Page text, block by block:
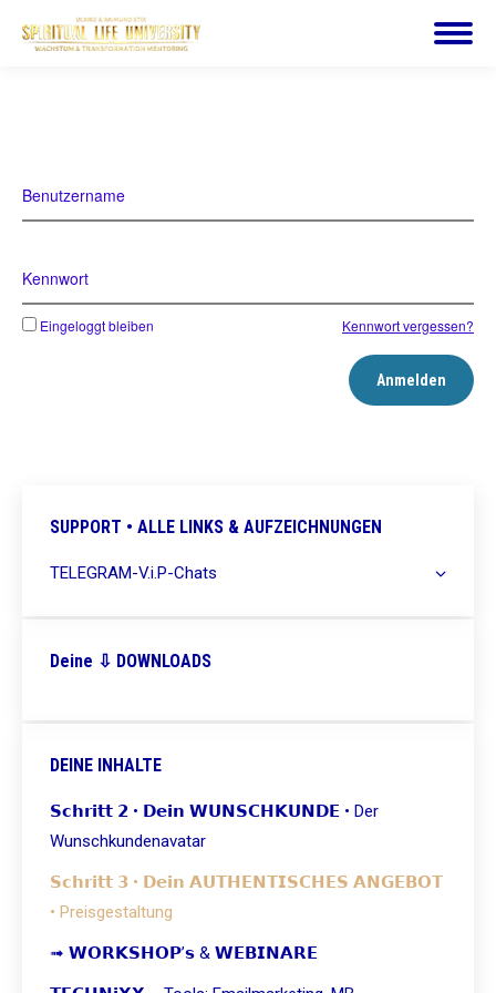
Benutzername
Kennwort
Eingeloggt bleiben Kennwort vergessen?
SUPPORT • ALLE LINKS & AUFZEICHNUNGEN
TELEGRAM-V.i.P-Chats
Deine ⇩ DOWNLOADS
DEINE INHALTE
𝗦𝗰𝗵𝗿𝗶𝘁𝘁 𝟮 • 𝗗𝗲𝗶𝗻 𝗪𝗨𝗡𝗦𝗖𝗛𝗞𝗨𝗡𝗗𝗘 • Der
Wunschkundenavatar
𝗦𝗰𝗵𝗿𝗶𝘁𝘁 𝟯 • 𝗗𝗲𝗶𝗻 𝗔𝗨𝗧𝗛𝗘𝗡𝗧𝗜𝗦𝗖𝗛𝗘𝗦 𝗔𝗡𝗚𝗘𝗕𝗢𝗧
• Preisgestaltung
➟ 𝗪𝗢𝗥𝗞𝗦𝗛𝗢𝗣’𝘀 & 𝗪𝗘𝗕𝗜𝗡𝗔𝗥𝗘